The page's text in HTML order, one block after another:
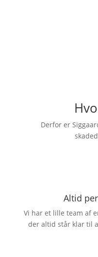
Derfor er
Altid
Vi har et lille team af
der altid står klar til